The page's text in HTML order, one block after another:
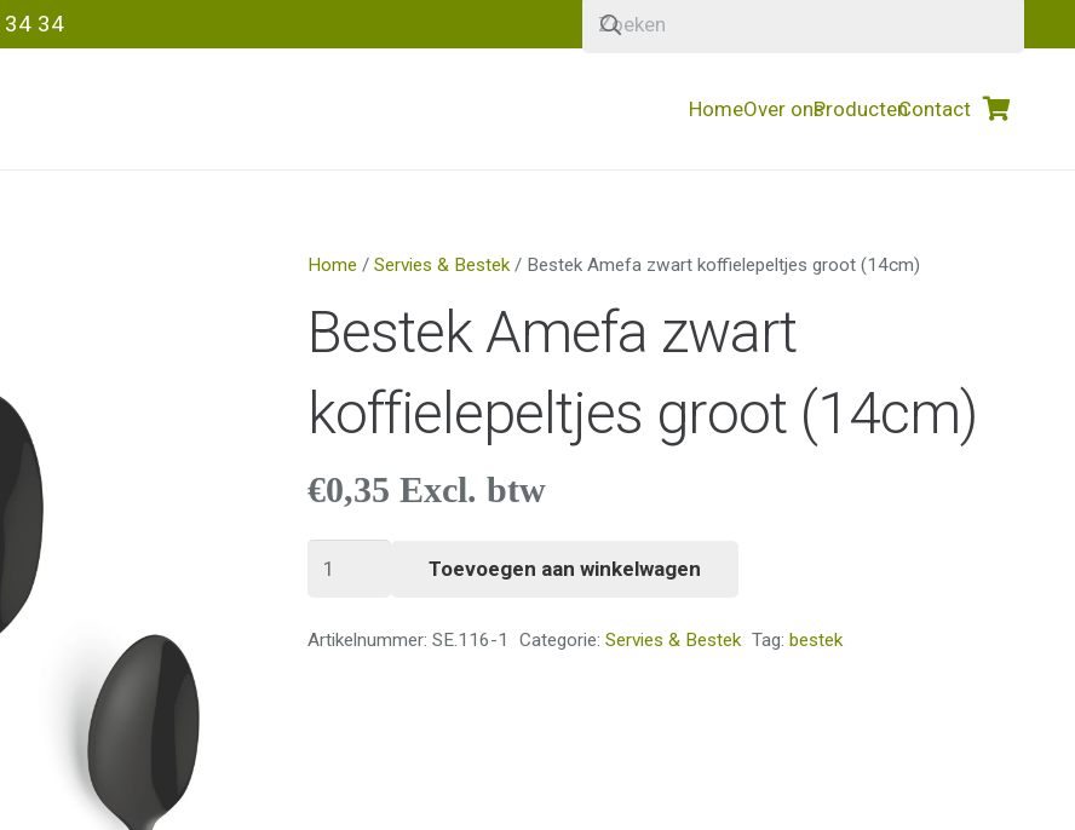
34
HomeOver onsProductenContact
Home / Servies & Bestek/ Bestek Amefa zwart koffielepeltjes groot (14cm)
Bestek Amefa zwart
koffielepeltjes groot (14cm)
€0,35 Excl. btw
zwart
Toevoegen aan winkelwagen
Artikelnummer: SE.116-1 Categorie: Servies & Bestek Tag: bestek